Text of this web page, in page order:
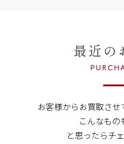
最近の
お客様からお買取させ
こんなもの
と思ったらチ